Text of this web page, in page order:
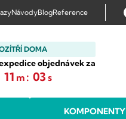
NávodyBlogReference
DOMA
objednávek za
11 m : 02 s
KOMPONENTY